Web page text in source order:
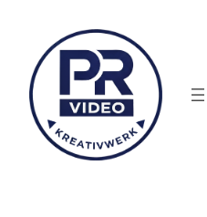
springen